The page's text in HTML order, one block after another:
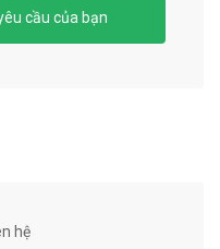
cầu của bạn
hệ